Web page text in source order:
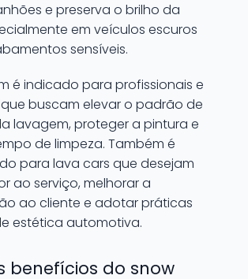
e preserva o brilho da
em veículos escuros
sensíveis.
é indicado para profissionais e
buscam elevar o padrão de
lavagem, proteger a pintura e
de limpeza. Também é
para lava cars que desejam
ao serviço, melhorar a
ao cliente e adotar práticas
estética automotiva.
benefícios do snow